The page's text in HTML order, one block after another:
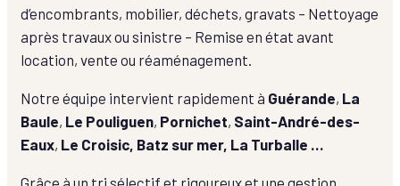
d’encombrants, mobilier, déchets, gravats – Nettoyage
après travaux ou sinistre – Remise en état avant
location, vente ou réaménagement.
Notre équipe intervient rapidement à Guérande, La
Baule, Le Pouliguen, Pornichet, Saint-André-des-
Eaux, Le Croisic, Batz sur mer, La Turballe …
Grâce à un tri sélectif et rigoureux et une gestion